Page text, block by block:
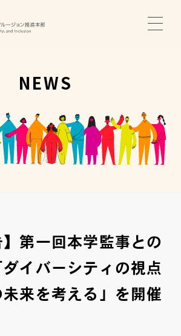
せ
NEWS
】第一回本学監事との
イバーシティの視点
来を考える」を開催